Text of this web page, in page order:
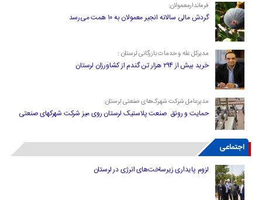
فرماندارمعمولان:
گردش مالی سالانه انجیر معمولان به ۱۰ همت می‌رسد
مدیرکل غله و خدمات بازرگانی لرستان :
خرید بیش از ۲۹۴ هزار تن گندم از کشاورزان لرستان
مدیرعامل شرکت شهرک‌های صنعتی لرستان:
حمایت و رونق صنعت پلاستیک لرستان روی میز شرکت شهرکهای صنعتی
اجتماعی
لزوم پایداری زیرساخت‌های انرژی در لرستان